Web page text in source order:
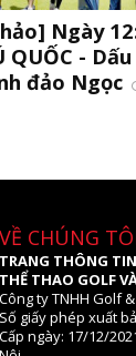
Ngày
QUỐC -
đảo Ngọc
VỀ CHÚNG
TRANG THÔNG
THỂ THAO GOLF
Công ty TNHH Golf
Số giấy phép xuất
Cấp ngày: 17/12/